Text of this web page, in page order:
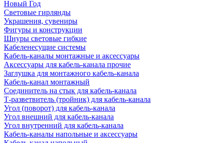
Новый Год
Световые гирлянды
Украшения, сувениры
Фигуры и конструкции
Шнуры световые гибкие
Кабеленесущие системы
Кабель-каналы монтажные и аксессуары
Аксессуары для кабель-канала прочие
Заглушка для монтажного кабель-канала
Кабель-канал монтажный
Соединитель на стык для кабель-канала
Т-разветвитель (тройник) для кабель-канала
Угол (поворот) для кабель-канала
Угол внешний для кабель-канала
Угол внутренний для кабель-канала
Кабель-каналы напольные и аксессуары